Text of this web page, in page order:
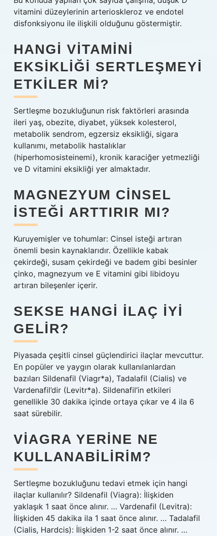
vitamini düzeylerinin arterioskleroz ve endotel
disfonksiyonu ile ilişkili olduğunu göstermiştir.
HANGI VITAMINI
EKSIKLIĞI SERTLEŞMEYI
ETKILER MI?
Sertleşme bozukluğunun risk faktörleri arasında
ileri yaş, obezite, diyabet, yüksek kolesterol,
metabolik sendrom, egzersiz eksikliği, sigara
kullanımı, metabolik hastalıklar
(hiperhomosisteinemi), kronik karaciğer yetmezliği
ve D vitamini eksikliği yer almaktadır.
MAGNEZYUM CINSEL
ISTEĞI ARTTIRIR MI?
Kuruyemişler ve tohumlar: Cinsel isteği artıran
önemli besin kaynaklarıdır. Özellikle kabak
çekirdeği, susam çekirdeği ve badem gibi besinler
çinko, magnezyum ve E vitamini gibi libidoyu
artıran bileşenler içerir.
SEKSE HANGI ILAÇ IYI
GELIR?
Piyasada çeşitli cinsel güçlendirici ilaçlar mevcuttur.
En popüler ve yaygın olarak kullanılanlardan
bazıları Sildenafil (Viagr*a), Tadalafil (Cialis) ve
Vardenafil’dir (Levitr*a). Sildenafil’in etkileri
genellikle 30 dakika içinde ortaya çıkar ve 4 ila 6
saat sürebilir.
VIAGRA YERINE NE
KULLANABILIRIM?
Sertleşme bozukluğunu tedavi etmek için hangi
ilaçlar kullanılır? Sildenafil (Viagra): İlişkiden
yaklaşık 1 saat önce alınır. … Vardenafil (Levitra):
İlişkiden 45 dakika ila 1 saat önce alınır. … Tadalafil
(Cialis, Hardcis): İlişkiden 1-2 saat önce alınır. …